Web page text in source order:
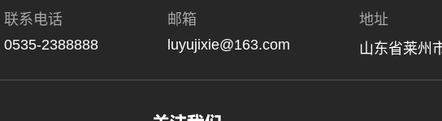
地址
山东省莱州
邮箱
luyujixie@163.com
联系电话
0535-2388888